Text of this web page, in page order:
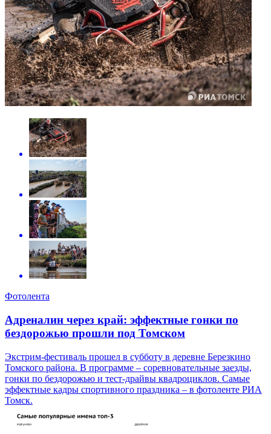
Фотолента
Адреналин через край: эффектные гонки по
бездорожью прошли под Томском
Экстрим-фестиваль прошел в субботу в деревне Березкино
Томского района. В программе – соревновательные заезды,
гонки по бездорожью и тест-драйвы квадроциклов. Самые
эффектные кадры спортивного праздника – в фотоленте РИА
Томск.